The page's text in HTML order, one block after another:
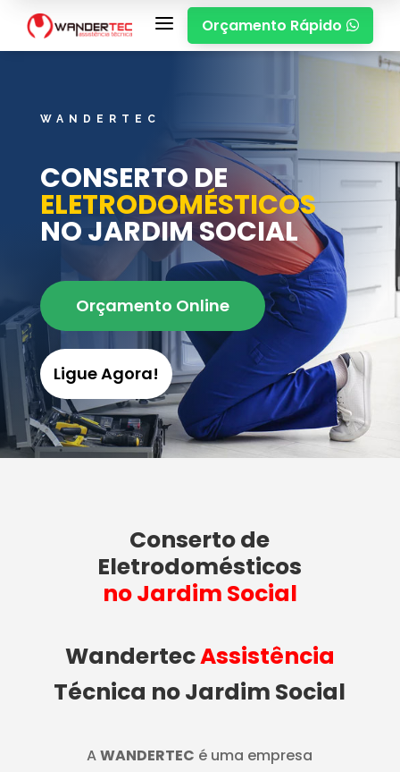
a Orçamento Rápido 
WANDERTEC
CONSERTO DE
ELETRODOMÉSTICOS
NO JARDIM SOCIAL
Orçamento Online
Ligue Agora!
Conserto de
Eletrodomésticos
no Jardim Social
WandertecAssistência
Técnica no Jardim Social
AWANDERTEC é uma empresa